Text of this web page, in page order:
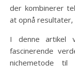
der kombinerer
at opnå resultater,
I denne artikel
fascinerende
nichemetode